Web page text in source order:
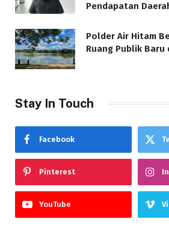
Pendapatan
Polder Air Hitam
Ruang Publik
Stay In Touch
Facebook
Pinterest
YouTube